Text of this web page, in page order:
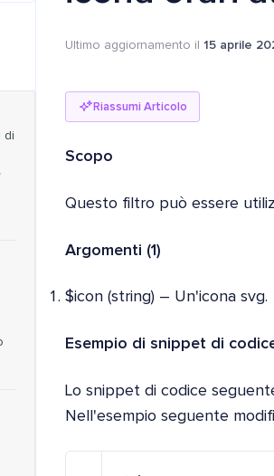
Ultimo aggiornamento il 15 aprile
Riassumi Articolo
Scopo
Questo filtro può essere
Argomenti (1)
$icon (string) – Un'icona svg.
Esempio di snippet di
Lo snippet di codice
Nell'esempio seguente
di